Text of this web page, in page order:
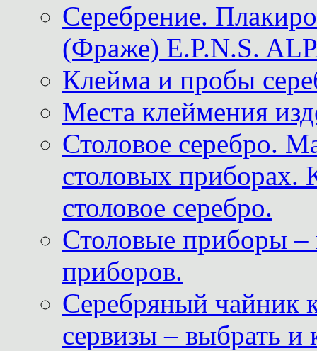
Серебрение.
(Фраже) E.P.N.S.
Клейма и пробы
Места клеймения
Столовое серебро.
столовых приборах.
столовое серебро.
Столовые приборы –
приборов.
Серебряный чайник
сервизы – выбрать и